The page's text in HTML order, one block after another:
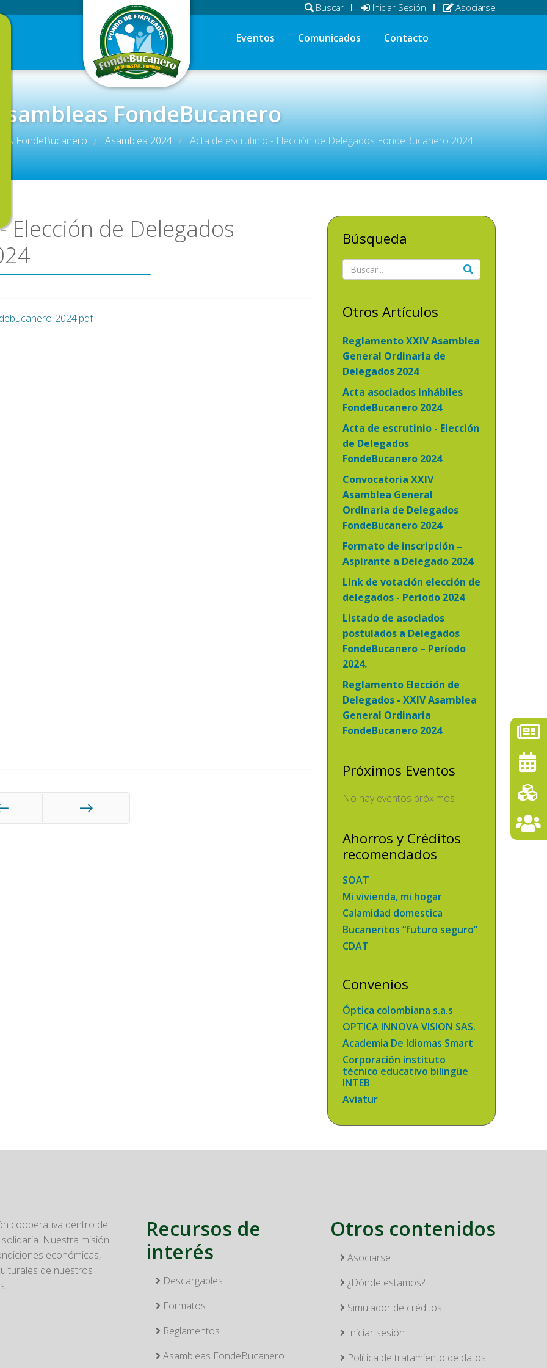
Buscar Iniciar Sesión Asociarse
Eventos Comunicados Contacto
Asambleas FondeBucanero
FondeBucanero / Asamblea 2024 / Acta de escrutinio - Elección de Delegados FondeBucanero 2024
Elección de Delegados
2024.pdf
Búsqueda
Otros Artículos
Reglamento XXIV Asamblea
General Ordinaria de
Delegados 2024
Acta asociados inhábiles
FondeBucanero 2024
Acta de escrutinio - Elección
de Delegados
FondeBucanero 2024
Convocatoria XXIV
Asamblea General
Ordinaria de Delegados
FondeBucanero 2024
Formato de inscripción –
Aspirante a Delegado 2024
Link de votación elección de
delegados - Periodo 2024
Listado de asociados
postulados a Delegados
FondeBucanero – Período
2024.
Reglamento Elección de
Delegados - XXIV Asamblea
General Ordinaria
FondeBucanero 2024
Próximos Eventos
No hay eventos próximos
Ahorros y Créditos
recomendados
SOAT
Mi vivienda, mi hogar
Calamidad domestica
Bucaneritos “futuro seguro”
CDAT
Convenios
Óptica colombiana s.a.s
OPTICA INNOVA VISION SAS.
Academia De Idiomas Smart
Corporación instituto
técnico educativo bilingüe
INTEB
Aviatur
cooperativa dentro del
Nuestra misión
económicas,
de nuestros
Recursos de
interés
Descargables
Formatos
Reglamentos
Asambleas FondeBucanero
Otros contenidos
Asociarse
¿Dónde estamos?
Simulador de créditos
Iniciar sesión
Política de tratamiento de datos